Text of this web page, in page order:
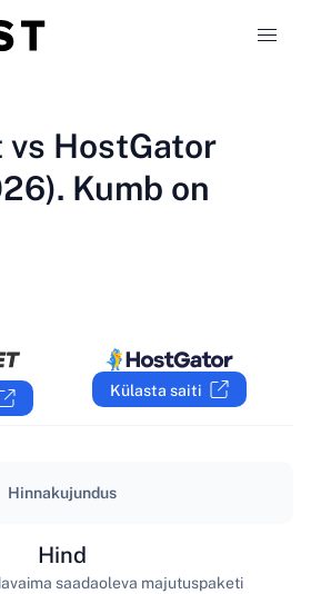
vs HostGator
Kumb on
Külasta saiti
Hinnakujundus
Hind
saadaoleva majutuspaketi